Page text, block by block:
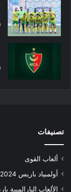
تصنيفات
ألعاب القوى
أولمبياد باريس 2024
الألعاب البارالمبية باريس